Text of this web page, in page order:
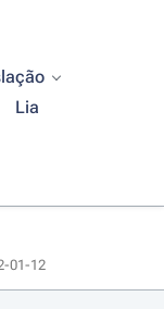
Lia
01-12